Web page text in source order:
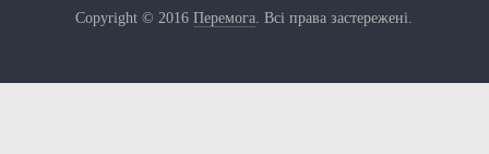
Copyright © 2016Перемога. Всі права застережені.